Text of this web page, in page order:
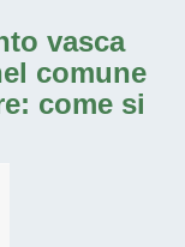
vasca
comune
come si